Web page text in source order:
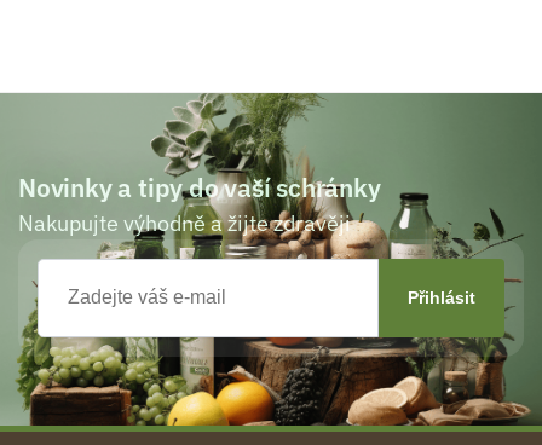
Novinky a tipy do vaší schránky
Nakupujte výhodně a žijte zdravěji